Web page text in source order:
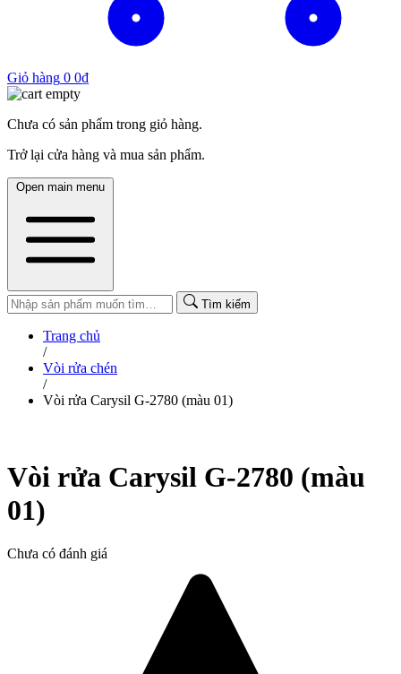
Giỏ hàng 0 0₫
Chưa có sản phẩm trong giỏ hàng.
Trở lại cửa hàng và mua sản phẩm.
Open main menu
Tìm kiếm
Trang chủ
/
Vòi rửa chén
/
Vòi rửa Carysil G-2780 (màu 01)
Vòi rửa Carysil G-2780 (màu
01)
Chưa có đánh giá